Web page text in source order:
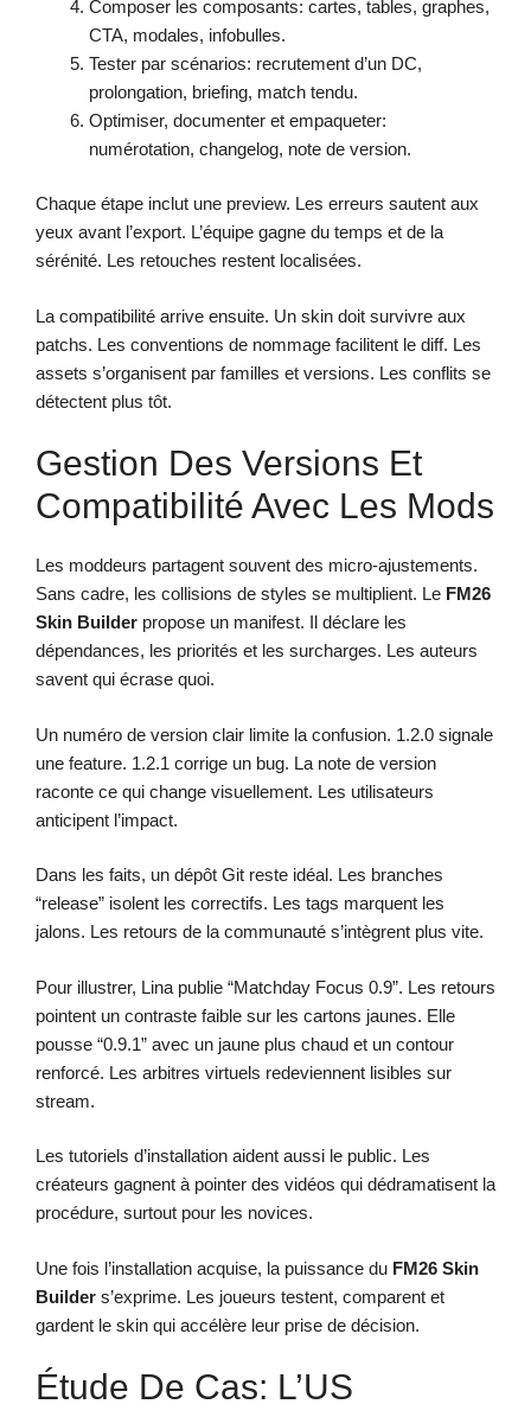
Composer les composants: cartes, tables, graphes,
CTA, modales, infobulles.
Tester par scénarios: recrutement d’un DC,
prolongation, briefing, match tendu.
Optimiser, documenter et empaqueter:
numérotation, changelog, note de version.
Chaque étape inclut une preview. Les erreurs sautent aux
yeux avant l’export. L’équipe gagne du temps et de la
sérénité. Les retouches restent localisées.
La compatibilité arrive ensuite. Un skin doit survivre aux
patchs. Les conventions de nommage facilitent le diff. Les
assets s’organisent par familles et versions. Les conflits se
détectent plus tôt.
Gestion Des Versions Et
Compatibilité Avec Les Mods
Les moddeurs partagent souvent des micro-ajustements.
Sans cadre, les collisions de styles se multiplient. Le FM26
Skin Builder propose un manifest. Il déclare les
dépendances, les priorités et les surcharges. Les auteurs
savent qui écrase quoi.
Un numéro de version clair limite la confusion. 1.2.0 signale
une feature. 1.2.1 corrige un bug. La note de version
raconte ce qui change visuellement. Les utilisateurs
anticipent l’impact.
Dans les faits, un dépôt Git reste idéal. Les branches
“release” isolent les correctifs. Les tags marquent les
jalons. Les retours de la communauté s’intègrent plus vite.
Pour illustrer, Lina publie “Matchday Focus 0.9”. Les retours
pointent un contraste faible sur les cartons jaunes. Elle
pousse “0.9.1” avec un jaune plus chaud et un contour
renforcé. Les arbitres virtuels redeviennent lisibles sur
stream.
Les tutoriels d’installation aident aussi le public. Les
créateurs gagnent à pointer des vidéos qui dédramatisent la
procédure, surtout pour les novices.
Une fois l’installation acquise, la puissance du FM26 Skin
Builder s’exprime. Les joueurs testent, comparent et
gardent le skin qui accélère leur prise de décision.
Étude De Cas: L’US